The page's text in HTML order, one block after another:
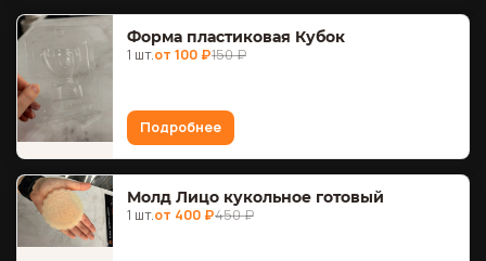
Форма пластиковая Кубок
1 шт.от 100 ₽150 ₽
Подробнее
Молд Лицо кукольное готовый
1 шт.от 400 ₽450 ₽